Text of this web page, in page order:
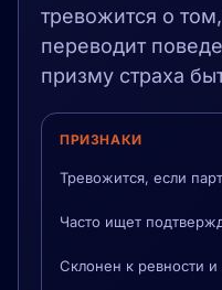
тревожится о
переводит
призму страха
ПРИЗНАКИ
Тревожится, если
Часто ищет
Склонен к ревности